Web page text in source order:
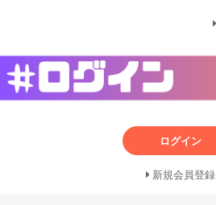
ログイン
新規会員登録